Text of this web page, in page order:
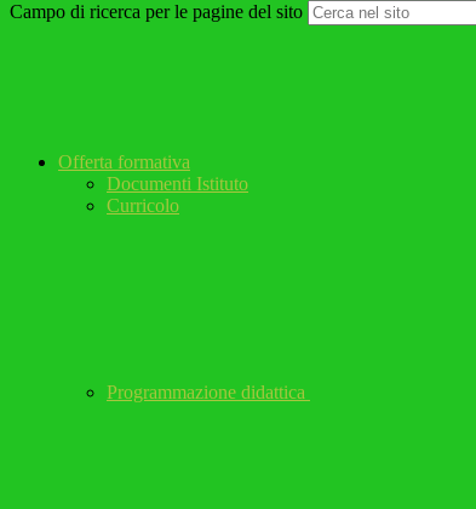
Campo di ricerca per le pagine del sito
Offerta formativa
Documenti Istituto
Curricolo
Programmazione didattica